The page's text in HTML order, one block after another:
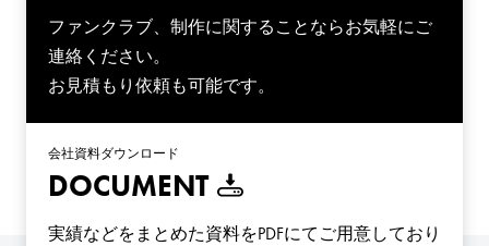
ファンクラブ、制作に関することならお気軽にご
連絡ください。
お見積もり依頼も可能です。
会社資料ダウンロード
DOCUMENT
実績などをまとめた資料をPDFにてご用意しており